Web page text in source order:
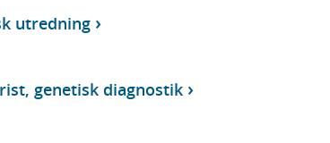
utredning
genetisk diagnostik